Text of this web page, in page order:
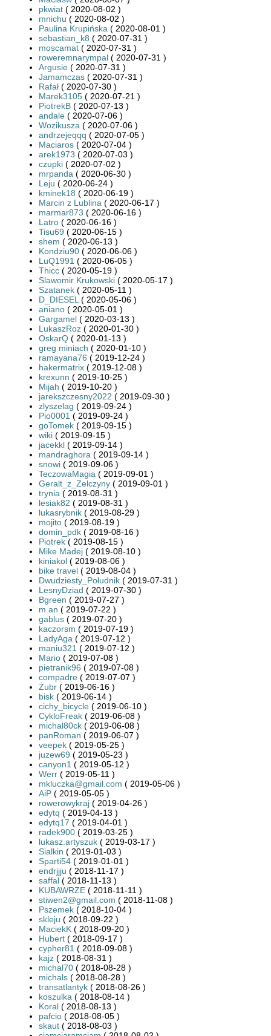
pkwiat ( 2020-08-02 )
mnichu ( 2020-08-02 )
Paulina Krupińska ( 2020-08-01 )
sebastian_k8 ( 2020-07-31 )
moscamat ( 2020-07-31 )
roweremnarympal ( 2020-07-31 )
Argusie ( 2020-07-31 )
Jamamczas ( 2020-07-31 )
Rafał ( 2020-07-30 )
Marek3105 ( 2020-07-21 )
PiotrekB ( 2020-07-13 )
andale ( 2020-07-06 )
Wozikusza ( 2020-07-06 )
andrzejeqqq ( 2020-07-05 )
Maciaros ( 2020-07-04 )
arek1973 ( 2020-07-03 )
czupki ( 2020-07-02 )
mrpanda ( 2020-06-30 )
Leju ( 2020-06-24 )
kminek18 ( 2020-06-19 )
Marcin z Lublina ( 2020-06-17 )
marmar873 ( 2020-06-16 )
Latro ( 2020-06-16 )
Tisu69 ( 2020-06-15 )
shem ( 2020-06-13 )
Kondziu90 ( 2020-06-06 )
LuQ1991 ( 2020-06-05 )
Thicc ( 2020-05-19 )
Slawomir Krukowski ( 2020-05-17 )
Szatanek ( 2020-05-11 )
D_DIESEL ( 2020-05-06 )
aniano ( 2020-05-01 )
Gargamel ( 2020-03-13 )
LukaszRoz ( 2020-01-30 )
OskarQ ( 2020-01-13 )
greg miniach ( 2020-01-10 )
ramayana76 ( 2019-12-24 )
hakermatrix ( 2019-12-08 )
krexunn ( 2019-10-25 )
Mijah ( 2019-10-20 )
jarekszczesny2022 ( 2019-09-30 )
zlyszelag ( 2019-09-24 )
Pio0001 ( 2019-09-24 )
goTomek ( 2019-09-15 )
wiki ( 2019-09-15 )
jacekkl ( 2019-09-14 )
mandraghora ( 2019-09-14 )
snowi ( 2019-09-06 )
TeczowaMagia ( 2019-09-01 )
Geralt_z_Zelczyny ( 2019-09-01 )
trynia ( 2019-08-31 )
lesiak82 ( 2019-08-31 )
lukasrybnik ( 2019-08-29 )
mojito ( 2019-08-19 )
domin_pdk ( 2019-08-16 )
Piotrek ( 2019-08-15 )
Mike Madej ( 2019-08-10 )
kiniakol ( 2019-08-06 )
bike travel ( 2019-08-04 )
Dwudziesty_Południk ( 2019-07-31 )
LesnyDziad ( 2019-07-30 )
Bgreen ( 2019-07-27 )
m.an ( 2019-07-22 )
gablus ( 2019-07-20 )
kaczorsm ( 2019-07-19 )
LadyAga ( 2019-07-12 )
maniu321 ( 2019-07-12 )
Mario ( 2019-07-08 )
pietranik96 ( 2019-07-08 )
compadre ( 2019-07-07 )
Żubr ( 2019-06-16 )
bisk ( 2019-06-14 )
cichy_bicycle ( 2019-06-10 )
CykloFreak ( 2019-06-08 )
michal80ck ( 2019-06-08 )
panRoman ( 2019-06-07 )
veepek ( 2019-05-25 )
juzew69 ( 2019-05-23 )
canyon1 ( 2019-05-12 )
Werr ( 2019-05-11 )
mkluczka@gmail.com ( 2019-05-06 )
AiP ( 2019-05-05 )
rowerowykraj ( 2019-04-26 )
edytq ( 2019-04-13 )
edytq17 ( 2019-04-01 )
radek900 ( 2019-03-25 )
lukasz.artyszuk ( 2019-03-17 )
Sialkin ( 2019-01-03 )
Sparti54 ( 2019-01-01 )
endrjjju ( 2018-11-17 )
saffal ( 2018-11-13 )
KUBAWRZE ( 2018-11-11 )
stiwen2@gmail.com ( 2018-11-08 )
Pszemek ( 2018-10-04 )
skleju ( 2018-09-22 )
MaciekK ( 2018-09-20 )
Hubert ( 2018-09-17 )
cypher81 ( 2018-09-08 )
kajz ( 2018-08-31 )
michal70 ( 2018-08-28 )
michals ( 2018-08-28 )
transatlantyk ( 2018-08-26 )
koszulka ( 2018-08-14 )
Koral ( 2018-08-13 )
pafcio ( 2018-08-05 )
skaut ( 2018-08-03 )